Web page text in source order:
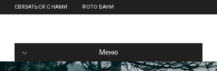
СВЯЗАТЬСЯ С НАМИ ФОТО БАНИ
Меню